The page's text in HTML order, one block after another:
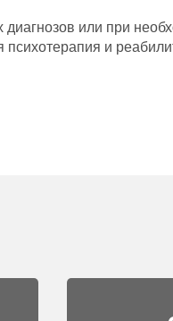
или при
психотерапия и